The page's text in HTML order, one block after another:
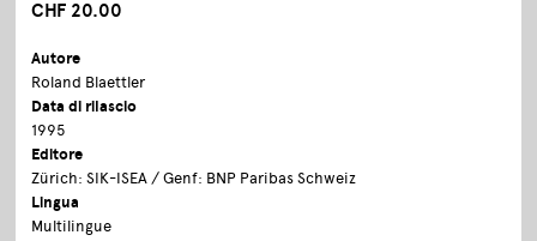
CHF 20.00
Autore
Roland Blaettler
Data di rilascio
1995
Editore
Zürich: SIK-ISEA / Genf: BNP Paribas Schweiz
Lingua
Multilingue